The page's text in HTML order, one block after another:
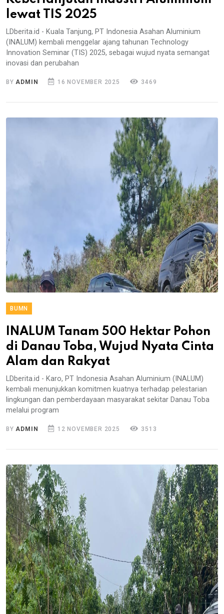
lewat TIS 2025
LDberita.id - Kuala Tanjung, PT Indonesia Asahan Aluminium
(INALUM) kembali menggelar ajang tahunan Technology
Innovation Seminar (TIS) 2025, sebagai wujud nyata semangat
inovasi dan perubahan
BY ADMIN 16 NOVEMBER 2025 3469
BUMN
INALUM Tanam 500 Hektar Pohon
di Danau Toba, Wujud Nyata Cinta
Alam dan Rakyat
LDberita.id - Karo, PT Indonesia Asahan Aluminium (INALUM)
kembali menunjukkan komitmen kuatnya terhadap pelestarian
lingkungan dan pemberdayaan masyarakat sekitar Danau Toba
melalui program
BY ADMIN 12 NOVEMBER 2025 3513